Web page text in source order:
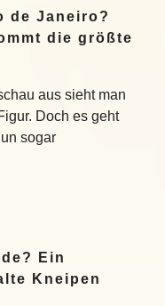
de Janeiro?
die größte
aus sieht man
Doch es geht
sogar
Ein
Kneipen